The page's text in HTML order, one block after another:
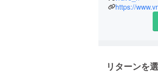
https://
リターンを